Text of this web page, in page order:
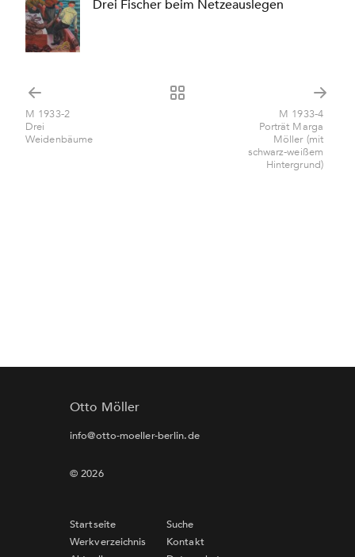
Drei Fischer beim Netzeauslegen
M 1933-2
Drei
Weidenbäume
M 1933-4
Porträt Marga
Möller (mit
schwarz-weißem
Hintergrund)
Otto Möller
info@otto-moeller-berlin.de
© 2026
Startseite
Werkverzeichnis
Suche
Kontakt